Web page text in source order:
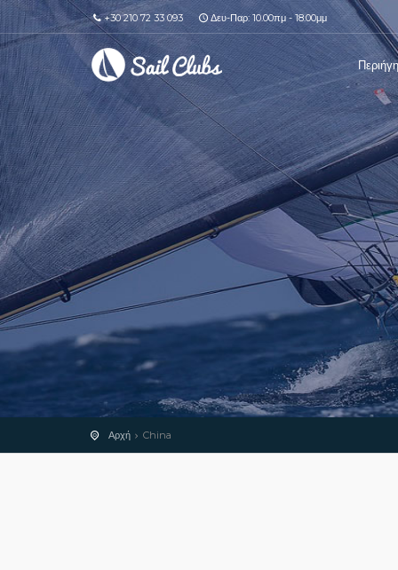
+30 210 72 33 093 Δευ-Παρ: 10.00πμ - 18.00μμ
Αρχή China